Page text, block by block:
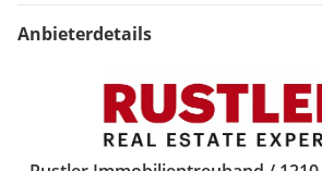
Anbieterdetails